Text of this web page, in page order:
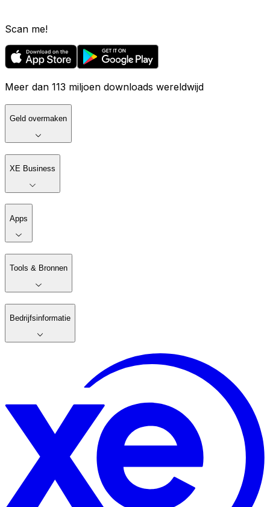
Scan me!
Meer dan 113 miljoen downloads wereldwijd
Geld overmaken
XE Business
Apps
Tools & Bronnen
Bedrijfsinformatie